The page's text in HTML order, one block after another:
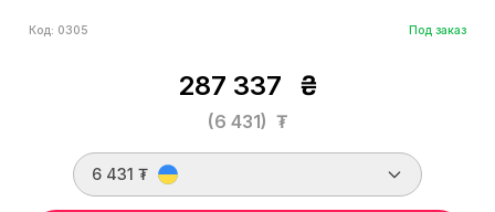
Код: 0305 Под заказ
287 337 ₴
(6 431) ₮
6 431 ₮